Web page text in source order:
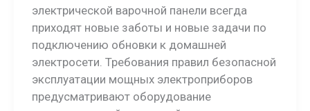
электрической варочной панели всегда
приходят новые заботы и новые задачи по
подключению обновки к домашней
электросети. Требования правил безопасной
эксплуатации мощных электроприборов
предусматривают оборудование